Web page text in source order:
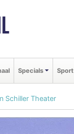
Specials Sport
Schiller Theater